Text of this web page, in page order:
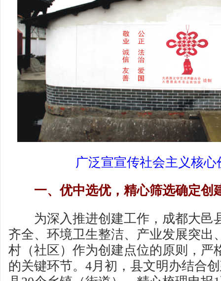
广泛宣宣传社会主义核心
一、优中选优，精心筛选确定创
为深入推进创建工作，成都大邑
齐全、环境卫生整洁、产业发展突出
村（社区）作为创建点位的原则，严
的关键环节。4月初，县文明办结合